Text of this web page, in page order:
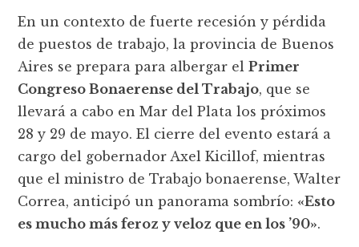
En un contexto de fuerte recesión y pérdida
de puestos de trabajo, la provincia de Buenos
Aires se prepara para albergar elPrimer
Congreso Bonaerense del Trabajo, que se
llevará a cabo en Mar del Plata los próximos
28 y 29 de mayo. El cierre del evento estará a
cargo del gobernador Axel Kicillof, mientras
que el ministro de Trabajo bonaerense, Walter
Correa, anticipó un panorama sombrío: «Esto
es mucho más feroz y veloz que en los ’90».